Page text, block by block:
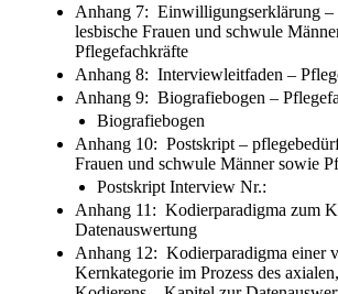
Anhang 7: Einwilligungserklärung –
lesbische Frauen und schwule
Pflegefachkräfte
Anhang 8: Interviewleitfaden –
Anhang 9: Biografiebogen –
Biografiebogen
Anhang 10: Postskript –
Frauen und schwule Männer sowie
Postskript Interview Nr.:
Anhang 11: Kodierparadigma zum
Datenauswertung
Anhang 12: Kodierparadigma einer
Kernkategorie im Prozess des